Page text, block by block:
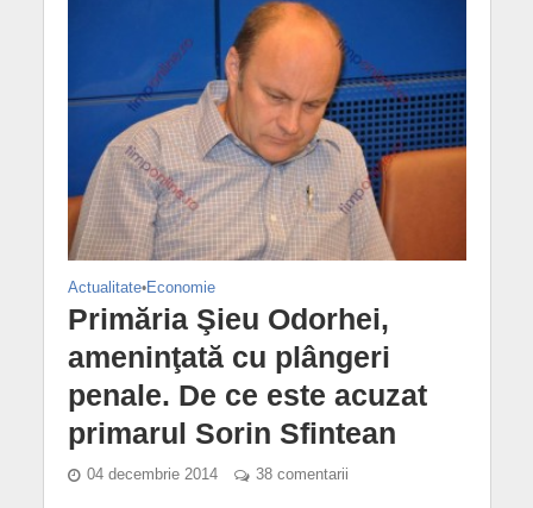
Actualitate•Economie
Primăria Şieu Odorhei,
ameninţată cu plângeri
penale. De ce este acuzat
primarul Sorin Sfintean
04 decembrie 2014 38 comentarii